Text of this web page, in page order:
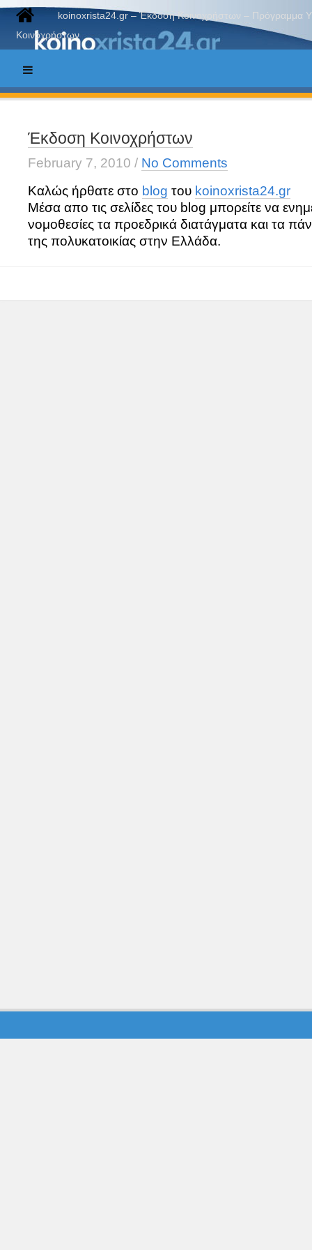
koinoxrista24.gr – Έκδοση Κοινοχρήστων – Πρόγραμμα
Κοινοχρήστων
Έκδοση Κοινοχρήστων
February 7, 2010/ No Comments
Καλώς ήρθατε στο blog του koinoxrista24.gr
Μέσα απο τις σελίδες του blog μπορείτε να
νομοθεσίες τα προεδρικά διατάγματα και τα
της πολυκατοικίας στην Ελλάδα.